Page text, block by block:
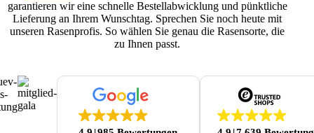
garantieren wir eine schnelle Bestellabwicklung und pünktliche
Lieferung an Ihrem Wunschtag. Sprechen Sie noch heute mit
unseren Rasenprofis. So wählen Sie genau die Rasensorte, die
zu Ihnen passt.